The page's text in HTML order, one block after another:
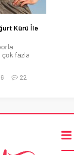
Kürü İle
çok fazla
22